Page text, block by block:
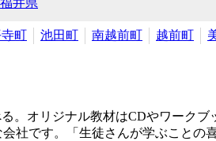
福井県
町 池田町 南越前町 越前町
。オリジナル教材はCDやワークブ
社です。「生徒さんが学ぶこと